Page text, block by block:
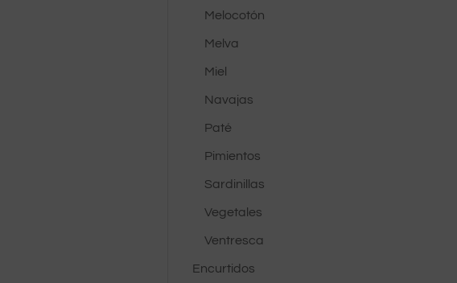
Melocotón
Melva
Miel
Navajas
Paté
Pimientos
Sardinillas
Vegetales
Ventresca
Encurtidos